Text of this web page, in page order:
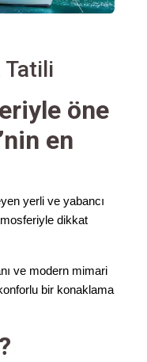
Tatili
öne
en
yerli ve yabancı
dikkat
ve modern mimari
bir konaklama